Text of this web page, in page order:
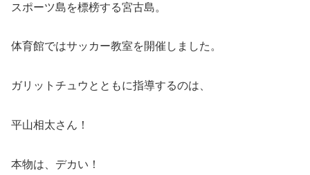
スポーツ島を標榜する宮古島。
体育館ではサッカー教室を開催しました。
ガリットチュウとともに指導するのは、
平山相太さん！
本物は、デカい！